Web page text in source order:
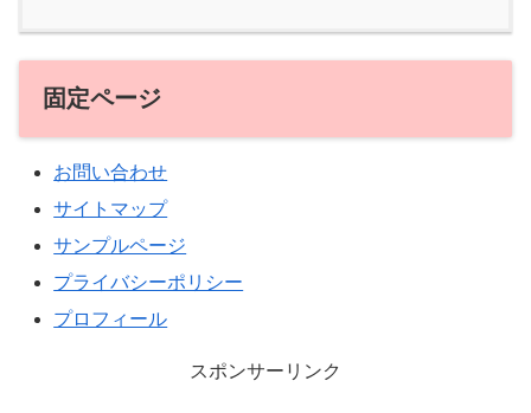
固定ページ
お問い合わせ
サイトマップ
サンプルページ
プライバシーポリシー
プロフィール
スポンサーリンク